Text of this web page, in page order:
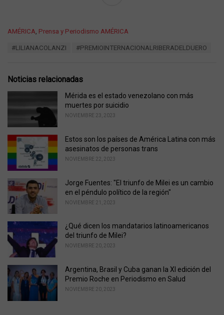
C
o
r
i
AMÉRICA Prensa y Periodismo AMÉRICA
:
#LILIANACOLANZI #PREMIOINTERNACIONALRIBERADELDUERO
Noticias relacionadas
Mérida es el estado venezolano con más
muertes por suicidio
NOVIEMBRE 23, 2023
Estos son los países de América Latina con más
asesinatos de personas trans
NOVIEMBRE 22, 2023
Jorge Fuentes: "El triunfo de Milei es un cambio
en el péndulo político de la región"
NOVIEMBRE 21, 2023
¿Qué dicen los mandatarios latinoamericanos
del triunfo de Milei?
NOVIEMBRE 20, 2023
Argentina, Brasil y Cuba ganan la XI edición del
Premio Roche en Periodismo en Salud
NOVIEMBRE 20, 2023